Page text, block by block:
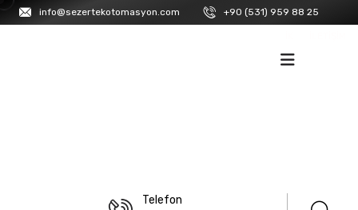
info@sezertekotomasyon.com +90 (531) 959 88 25
Telefon